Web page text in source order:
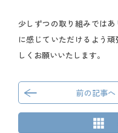
少しずつの取り組みでは
に感じていただけるよう
しくお願いいたします。
前の記事へ